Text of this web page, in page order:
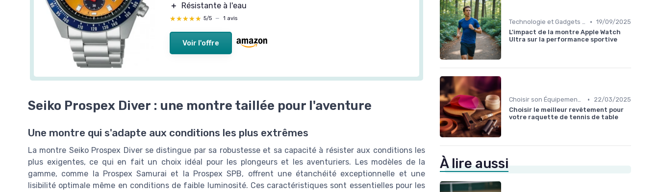
＋
Résistante à l'eau
★★★★★
★★★★★ 5/5 — 1 avis
Voir l'offre
Seiko Prospex Diver : une montre taillée pour l'aventure
Une montre qui s'adapte aux conditions les plus extrêmes
La montre Seiko Prospex Diver se distingue par sa robustesse et sa capacité à résister aux conditions les
plus exigentes, ce qui en fait un choix idéal pour les plongeurs et les aventuriers. Les modèles de la
gamme, comme la Prospex Samurai et la Prospex SPB, offrent une étanchéité exceptionnelle et une
lisibilité optimale même en conditions de faible luminosité. Ces caractéristiques sont essentielles pour les
Technologie et Gadgets de Sport • 19/09/2025
L'impact de la montre Apple Watch
Ultra sur la performance sportive
Choisir son Équipement Sportif •
22/03/2025
Choisir le meilleur revêtement pour
votre raquette de tennis de table
À lire aussi